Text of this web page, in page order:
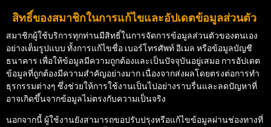
สิทธิ์ของสมาชิกในการแก้ไขและอัปเดตข้อมูลส่วนตัว
สมาชิกผู้ใช้บริการทุกท่านมีสิทธิ์ในการจัดการข้อมูลส่วนตัวของตนเอง
อย่างเต็มรูปแบบ ทั้งการแก้ไขชื่อ เบอร์โทรศัพท์ อีเมล หรือข้อมูลบัญชี
ธนาคาร เพื่อให้ข้อมูลมีความถูกต้องและเป็นปัจจุบันอยู่เสมอ การอัปเดต
ข้อมูลที่ถูกต้องมีความสำคัญอย่างมาก เนื่องจากส่งผลโดยตรงต่อการทำ
ธุรกรรมต่างๆ ซึ่งช่วยให้การใช้งานเป็นไปอย่างราบรื่นและลดปัญหาที่
อาจเกิดขึ้นจากข้อมูลไม่ตรงกับความเป็นจริง
นอกจากนี้ ผู้ใช้งานยังสามารถขอปรับปรุงหรือแก้ไขข้อมูลผ่านช่องทางที่